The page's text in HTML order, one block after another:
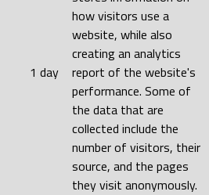
1 day
how visitors use a
website, while also
creating an analytics
report of the website's
performance. Some of
the data that are
collected include the
number of visitors, their
source, and the pages
they visit anonymously.